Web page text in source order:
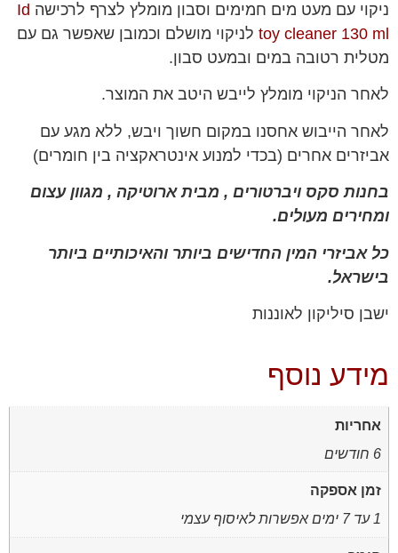
ניקוי עם מעט מים חמימים וסבון מומלץ לצרף לרכישה Id
toy cleaner 130 ml לניקוי מושלם וכמובן שאפשר גם עם
מטלית רטובה במים ובמעט סבון.
לאחר הניקוי מומלץ לייבש היטב את המוצר.
לאחר הייבוש אחסנו במקום חשוך ויבש, ללא מגע עם
אביזרים אחרים (בכדי למנוע אינטראקציה בין חומרים)
בחנות סקס ויברטורים , מבית ארוטיקה , מגוון עצום
ומחירים מעולים.
כל אביזרי המין החדישים ביותר והאיכותיים ביותר
בישראל.
ישבן סיליקון לאוננות
מידע נוסף
אחריות
6 חודשים
זמן אספקה
1 עד 7 ימים אפשרות לאיסוף עצמי